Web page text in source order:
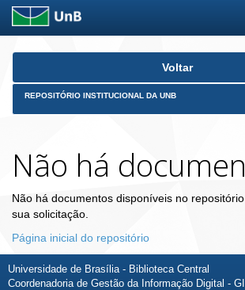
Skip
Voltar
REPOSITÓRIO INSTITUCIONAL DA UNB
Não há
Não há documentos disponíveis no
sua solicitação.
Página inicial do repositório
Universidade de Brasília - Biblioteca Central
Coordenadoria de Gestão da Informação Digital -